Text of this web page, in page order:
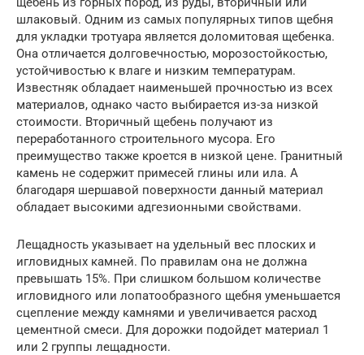
шлаковый. Одним из самых популярных типов щебня
для укладки тротуара является доломитовая щебенка.
Она отличается долговечностью, морозостойкостью,
устойчивостью к влаге и низким температурам.
Известняк обладает наименьшей прочностью из всех
материалов, однако часто выбирается из-за низкой
стоимости. Вторичный щебень получают из
переработанного строительного мусора. Его
преимущество также кроется в низкой цене. Гранитный
камень не содержит примесей глины или ила. А
благодаря шершавой поверхности данный материал
обладает высокими адгезионными свойствами.
Лещадность указывает на удельный вес плоских и
игловидных камней. По правилам она не должна
превышать 15%. При слишком большом количестве
игловидного или лопатообразного щебня уменьшается
сцепление между камнями и увеличивается расход
цементной смеси. Для дорожки подойдет материал 1
или 2 группы лещадности.